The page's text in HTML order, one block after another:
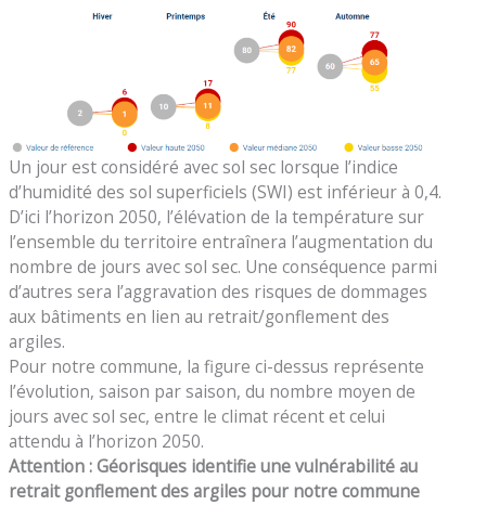
Un jour est considéré avec sol sec lorsque l’indice
d’humidité des sol superficiels (SWI) est inférieur à 0,4.
D’ici l’horizon 2050, l’élévation de la température sur
l’ensemble du territoire entraînera l’augmentation du
nombre de jours avec sol sec. Une conséquence parmi
d’autres sera l’aggravation des risques de dommages
aux bâtiments en lien au retrait/gonflement des
argiles.
Pour notre commune, la figure ci-dessus représente
l’évolution, saison par saison, du nombre moyen de
jours avec sol sec, entre le climat récent et celui
attendu à l’horizon 2050.
Attention : Géorisques identifie une vulnérabilité au
retrait gonflement des argiles pour notre commune